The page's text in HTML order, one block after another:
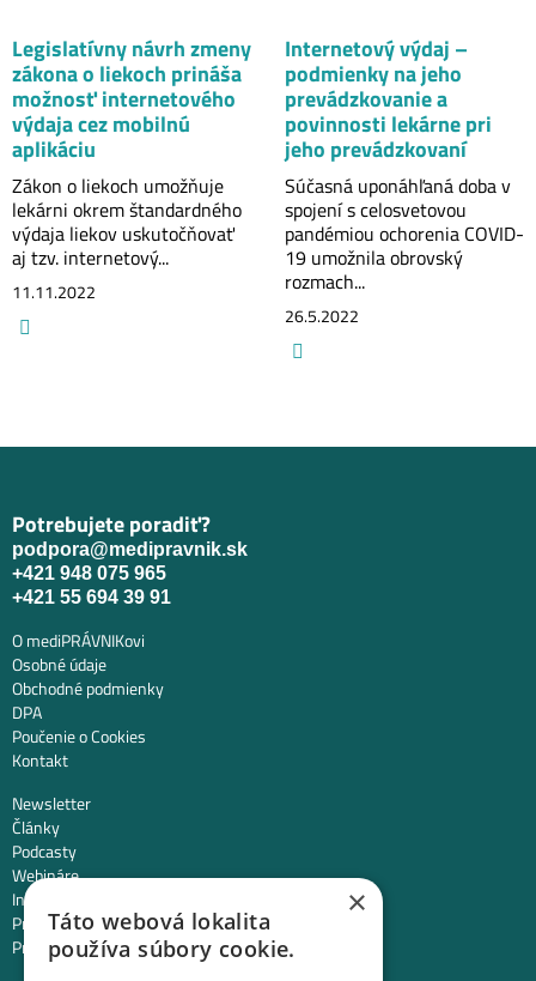
Legislatívny návrh zmeny
zákona o liekoch prináša
možnosť internetového
výdaja cez mobilnú
aplikáciu
Zákon o liekoch umožňuje
lekárni okrem štandardného
výdaja liekov uskutočňovať
aj tzv. internetový...
11.11.2022
Internetový výdaj –
podmienky na jeho
prevádzkovanie a
povinnosti lekárne pri
jeho prevádzkovaní
Súčasná uponáhľaná doba v
spojení s celosvetovou
pandémiou ochorenia COVID-
19 umožnila obrovský
rozmach...
26.5.2022
Potrebujete poradiť?
podpora@medipravnik.sk
+421 948 075 965
+421 55 694 39 91
O mediPRÁVNIKovi
Osobné údaje
Obchodné podmienky
DPA
Poučenie o Cookies
Kontakt
Newsletter
Články
Podcasty
Webináre
Informované súhlasy
Právny web pre ambulancie
Právnik na telefóne
×
Táto webová lokalita
používa súbory cookie.